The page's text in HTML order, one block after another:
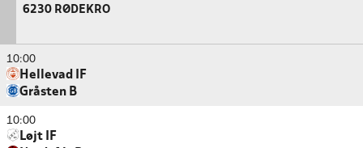
6230 RØDEKRO
10:00
Hellevad IF
Gråsten B
10:00
Løjt IF